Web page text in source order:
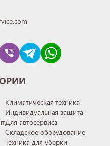
Климатическая техника
Индивидуальная защита
Для автосервиса
Складское оборудование
Техника для уборки